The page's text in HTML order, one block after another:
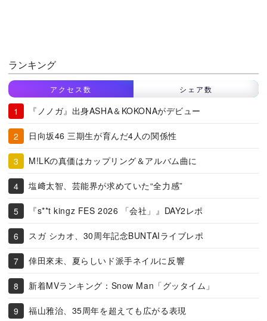
ランキング
アクセス数 シェア数
『ノノガ』出身ASHA＆KOKONAがデビュー
日向坂46 三期生が育んだ4人の関係性
M!LKの真価はカップリング＆アルバム曲に
塩﨑太智、芸能界が求めていた“全力感”
『s**t kingz FES 2026 「会社」』DAY2レポ
スガ シカオ、30周年記念BUNTAIライブレポ
倖田來未、夏らしいド派手ネイルに反響
新着MVランキング：Snow Man「グッタイム」
福山雅治、35周年を超えても広がる表現